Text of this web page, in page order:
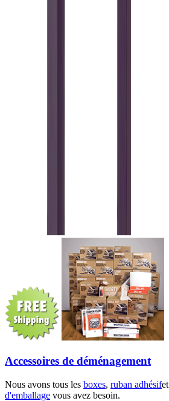
Accessoires de déménagement
Nous avons tous les boxes, ruban adhésifet
d'emballage vous avez besoin.